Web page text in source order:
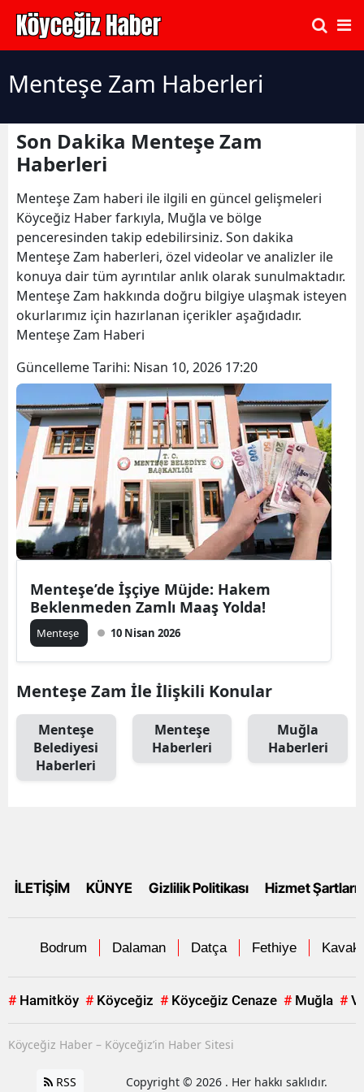
Menteşe Zam Haberleri
Son Dakika Menteşe Zam
Haberleri
Menteşe Zam haberi ile ilgili en güncel gelişmeleri
Köyceğiz Haber farkıyla, Muğla ve bölge
penceresinden takip edebilirsiniz. Son dakika
Menteşe Zam haberleri, özel videolar ve analizler ile
konuya dair tüm ayrıntılar anlık olarak sunulmaktadır.
Menteşe Zam hakkında doğru bilgiye ulaşmak isteyen
okurlarımız için hazırlanan içerikler aşağıdadır.
Menteşe Zam Haberi
Güncelleme Tarihi: Nisan 10, 2026 17:20
Menteşe’de İşçiye Müjde: Hakem
Beklenmeden Zamlı Maaş Yolda!
Menteşe 10 Nisan 2026
Menteşe Zam İle İlişkili Konular
Menteşe
Belediyesi
Haberleri
Menteşe
Haberleri
Muğla
Haberleri
İLETİŞİM KÜNYE Gizlilik Politikası Hizmet Şartları
Bodrum Dalaman Datça Fethiye
# Hamitköy # Köyceğiz # Köyceğiz Cenaze # Muğla #
Köyceğiz Haber – Köyceğiz’in Haber Sitesi
RSS Copyright © 2026 . Her hakkı saklıdır.